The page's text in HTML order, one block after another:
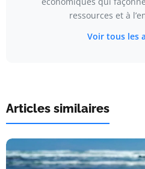
ressources et à
Voir tous les
Articles similaires